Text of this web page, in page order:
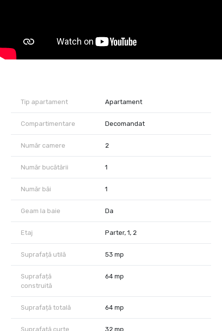
Se acceptă orice tip de credit bancar, iar pentru un proces cât
mai simplu, oferim consultanță gratuită pentru obținerea
finanțării. Apartamentele se predau la cheie și sunt disponibile
Te așteptăm cu drag la o vizionare!
Tip apartament Apartament
Compartimentare Decomandat
Număr camere 2
Număr bucătării 1
Număr băi 1
Geam la baie Da
Etaj Parter, 1, 2
Suprafață utilă 53 mp
Suprafață
construită
64 mp
Suprafață totală 64 mp
Suprafață curte 32 mp